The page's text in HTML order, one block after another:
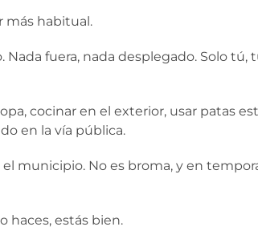
más habitual.
fuera, nada desplegado. Solo tú,
cocinar en el exterior, usar patas
en la vía pública.
municipio. No es broma, y en
haces, estás bien.